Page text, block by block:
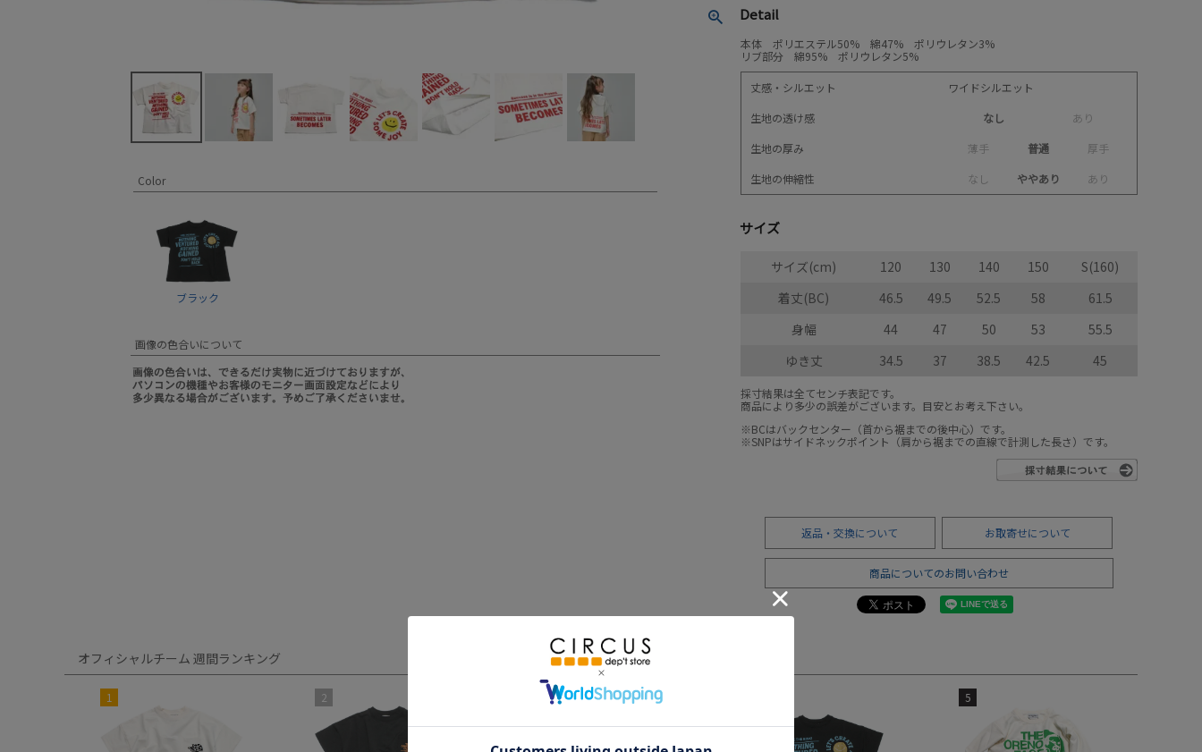
Color
ブラック
画像の色合いについて
Detail
本体 ポリエステル50% 綿47% ポリウレタン3%
リブ部分 綿95% ポリウレタン5%
丈感・シルエット
ワイドシルエット
生地の透け感
なし あ り
生地の厚み
薄手 普通 厚手
生地の伸縮性
な し ややあり あ り
サイズ
サイズ(cm) 120 130 140 150
S(160)
着丈(BC)
46.5 49.5 52.5 58
61.5
身幅
44 47 50 53
55.5
ゆき丈
34.5 37 38.5 42.5 45
採寸結果は全てセンチ表記です。
商品により多少の誤差がございます。目安とお考え下さい。
※BCはバックセンター（首から裾までの後中心）です。
※SNPはサイドネックポイント（肩から裾までの直線で計測した長さ）です。
返品・交換について お取寄せについて
商品についてのお問い合わせ
オフィシャルチーム 週間ランキング
1 2 5